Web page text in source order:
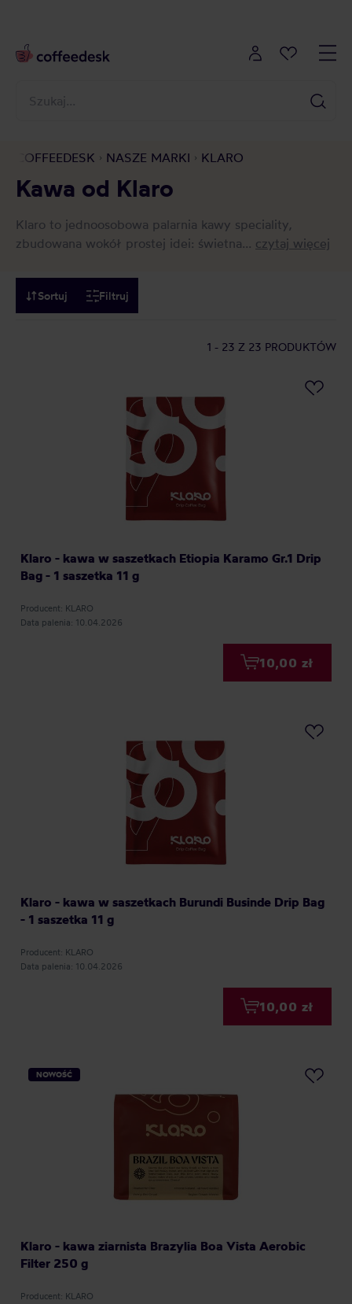
COFFEEDESK NASZE MARKI KLARO
Kawa od Klaro
Klaro to jednoosobowa palarnia kawy speciality,
zbudowana wokół prostej idei: świetna... czytaj więcej
Sortuj Filtruj
1 - 23 Z 23 PRODUKTÓW
Klaro - kawa w saszetkach Etiopia Karamo Gr.1 Drip
Bag - 1 saszetka 11 g
Producent: KLARO
Data palenia: 10.04.2026
10,00 zł
Klaro - kawa w saszetkach Burundi Businde Drip Bag
- 1 saszetka 11 g
Producent: KLARO
Data palenia: 10.04.2026
10,00 zł
NOWOŚĆ
Klaro - kawa ziarnista Brazylia Boa Vista Aerobic
Filter 250 g
Producent: KLARO